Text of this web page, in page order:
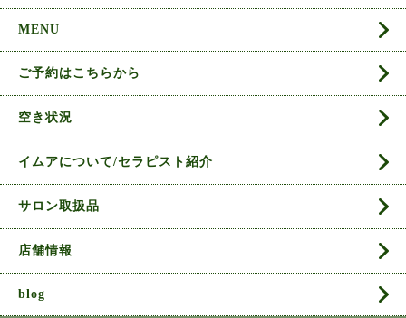
MENU
ご予約はこちらから
空き状況
イムアについて/セラピスト紹介
サロン取扱品
店舗情報
blog